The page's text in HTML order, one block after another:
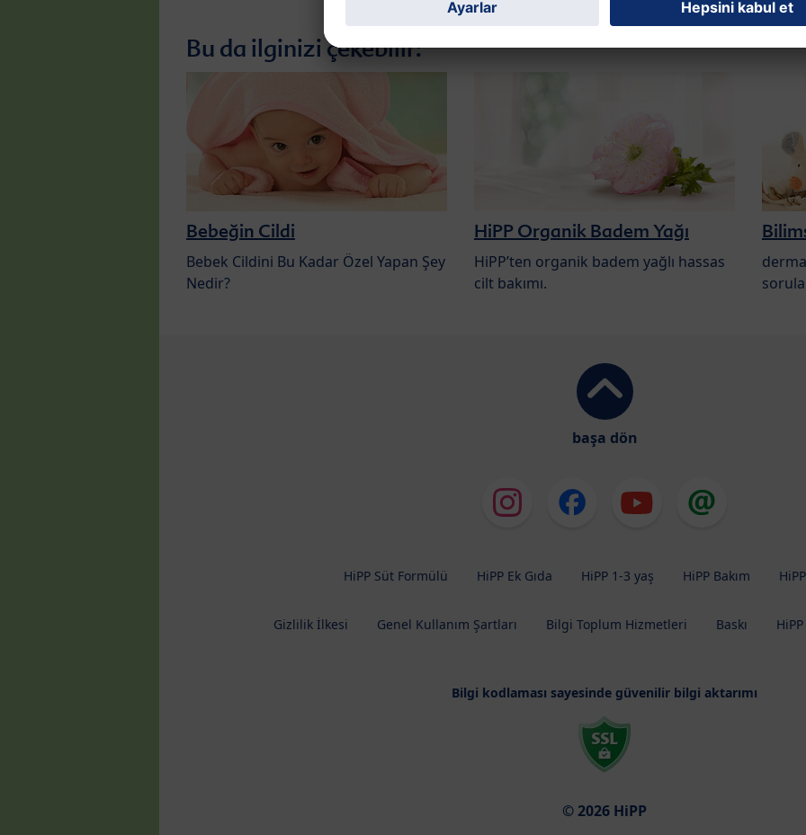
Bu da ilginizi çekebilir:
Bebeğin Cildi
Bebek Cildini Bu Kadar Özel Yapan Şey
Nedir?
HiPP Organik Badem Yağı
HiPP’ten organik badem yağlı hassas
cilt bakımı.
başa dön
HiPP Süt Formülü HiPP Ek Gıda HiPP 1-3 yaş HiPP Bakım
Gizlilik İlkesi Genel Kullanım Şartları Bilgi Toplum Hizmetleri Baskı
Bilgi kodlaması sayesinde güvenilir bilgi aktarımı
© 2026 HiPP